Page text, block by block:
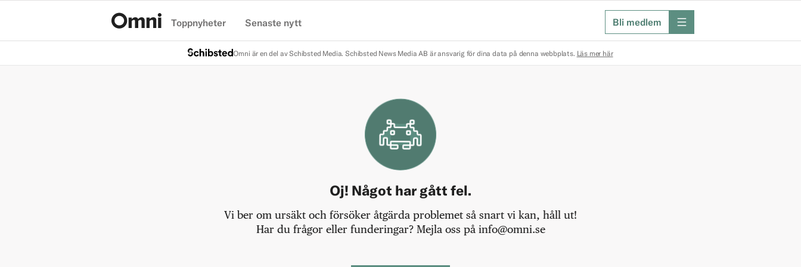
Toppnyheter Senaste nytt Bli medlem meny
Omni är en del av Schibsted Media. Schibsted News Media AB är ansvarig för dina data på denna webbplats. Läs mer här
Oj! Något har gått fel.
Vi ber om ursäkt och försöker åtgärda problemet så snart vi kan, håll ut!
Har du frågor eller funderingar? Mejla oss på info@omni.se